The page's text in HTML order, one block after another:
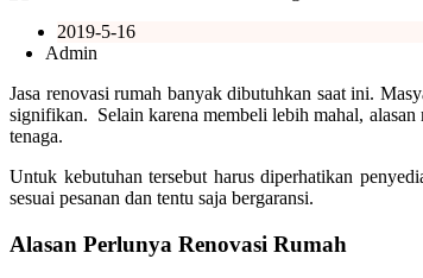
2019-5-16
Admin
Jasa renovasi rumah banyak dibutuhkan saat ini.
signifikan. Selain karena membeli lebih mahal, alasan
tenaga.
Untuk kebutuhan tersebut harus diperhatikan
sesuai pesanan dan tentu saja bergaransi.
Alasan Perlunya Renovasi Rumah